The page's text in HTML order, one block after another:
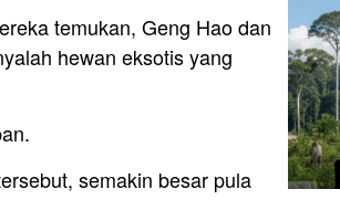
temukan, Geng Hao dan
hewan eksotis yang
semakin besar pula